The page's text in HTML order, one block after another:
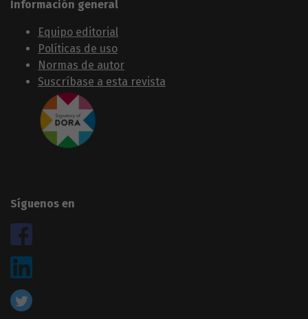
Información general
Equipo editorial
Políticas de uso
Normas de autor
Suscríbase a esta revista
Síguenos en